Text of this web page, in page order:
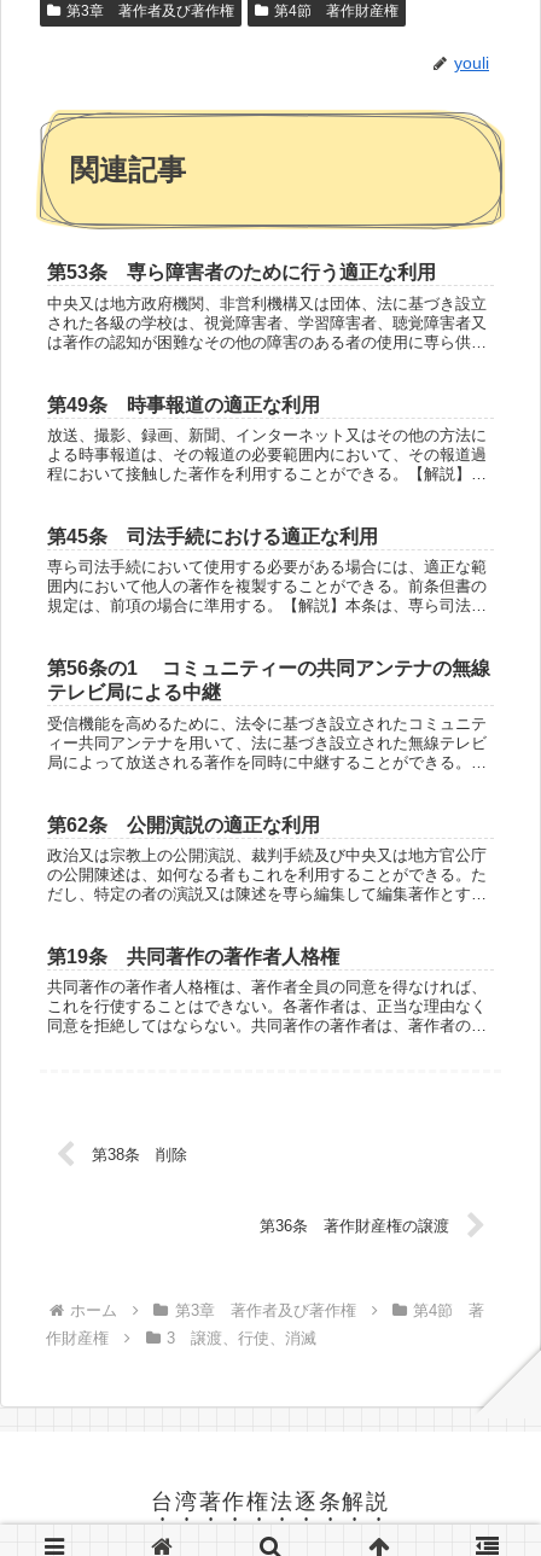
第3章 著作者及び著作権
第4節 著作財産権
youli
関連記事
第53条 専ら障害者のために行う適正な利用
中央又は地方政府機関、非営利機構又は団体、法に基づき設立
された各級の学校は、視覚障害者、学習障害者、聴覚障害者又
は著作の認知が困難なその他の障害のある者の使用に専ら供す
第49条 時事報道の適正な利用
放送、撮影、録画、新聞、インターネット又はその他の方法に
よる時事報道は、その報道の必要範囲内において、その報道過
程において接触した著作を利用することができる。【解説】本
第45条 司法手続における適正な利用
専ら司法手続において使用する必要がある場合には、適正な範
囲内において他人の著作を複製することができる。前条但書の
規定は、前項の場合に準用する。【解説】本条は、専ら司法手
第56条の1 コミュニティーの共同アンテナの無線
テレビ局による中継
受信機能を高めるために、法令に基づき設立されたコミュニテ
ィー共同アンテナを用いて、法に基づき設立された無線テレビ
局によって放送される著作を同時に中継することができる。た
第62条 公開演説の適正な利用
政治又は宗教上の公開演説、裁判手続及び中央又は地方官公庁
の公開陳述は、如何なる者もこれを利用することができる。た
だし、特定の者の演説又は陳述を専ら編集して編集著作とする
第19条 共同著作の著作者人格権
共同著作の著作者人格権は、著作者全員の同意を得なければ、
これを行使することはできない。各著作者は、正当な理由なく
同意を拒絶してはならない。共同著作の著作者は、著作者の中
第38条 削除
第36条 著作財産権の譲渡
ホーム 第3章 著作者及び著作権
第4節 著
作財産権
3 譲渡、行使、消滅
台湾著作権法逐条解説
© 2008 台湾著作権法逐条解説.